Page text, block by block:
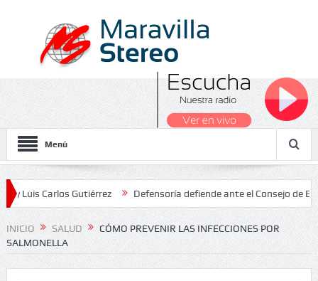
Menú
Gutiérrez Defensoría defiende ante el Consejo de Estado el
2026
INICIO SALUD
CÓMO PREVENIR LAS INFECCIONES POR
SALMONELLA